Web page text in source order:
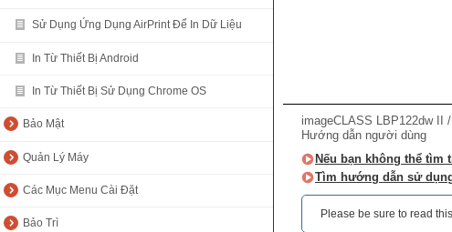
Sử Dụng Ứng Dụng AirPrint Để In Dữ Liệu
In Từ Thiết Bị Android
In Từ Thiết Bị Sử Dụng Chrome OS
Bảo Mật
Quản Lý Máy
Các Mục Menu Cài Đặt
Bảo Trì
imageCLASS LBP122dw II /
Hướng dẫn người dùng
Nếu bạn không thể tìm
Tìm hướng dẫn sử
Please be sure to read